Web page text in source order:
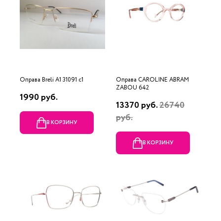
Оправа Breli A1 31091 c1
1990 руб.
В КОРЗИНУ
Оправа CAROLINE ABRAM
ZABOU 642
13370 руб.26740
руб.
В КОРЗИНУ